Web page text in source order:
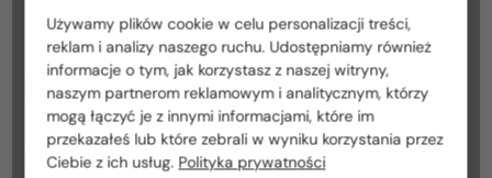
Nasz wykwalifikowany zespół sprzedawców pomoże
Ci znaleźć oprawki najlepiej pasujące do kształtu
Twojej twarzy i stylu.
SZYBKA I DOKŁADNA REALIZACJA
Twoje indywidualne okulary wykonamy w krótkim
Proszę wybierz z listy odpowiedni dla Ciebie kraj:
Polska / PL
România / RO
Magyarország / HU
Używamy plików cookie w celu personalizacji treści,
reklam i analizy naszego ruchu. Udostępniamy również
informacje o tym, jak korzystasz z naszej witryny,
naszym partnerom reklamowym i analitycznym, którzy
mogą łączyć je z innymi informacjami, które im
przekazałeś lub które zebrali w wyniku korzystania przez
Ciebie z ich usług. Polityka prywatności